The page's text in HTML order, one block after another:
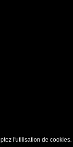
l'utilisation de